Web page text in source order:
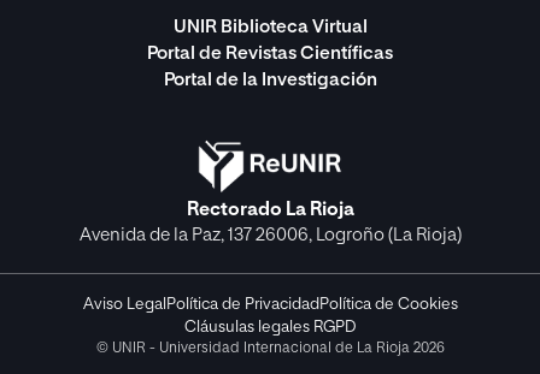
UNIR Biblioteca Virtual
Portal de Revistas Científicas
Portal de la Investigación
Rectorado La Rioja
Avenida de la Paz, 137 26006, Logroño (La Rioja)
Aviso Legal Política de Privacidad Política de Cookies
Cláusulas legales RGPD
© UNIR - Universidad Internacional de La Rioja 2026